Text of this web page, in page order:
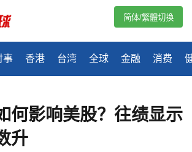
事 香港 台湾 全球 金融 消费
简体/繁體切換
何影响美股？往绩显示
升